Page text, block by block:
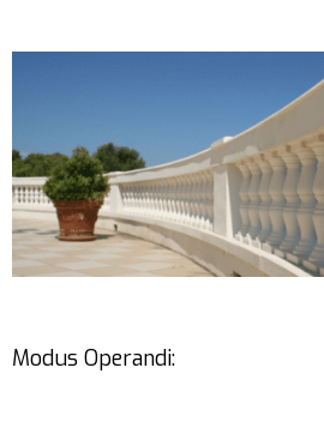
Modus Operandi: